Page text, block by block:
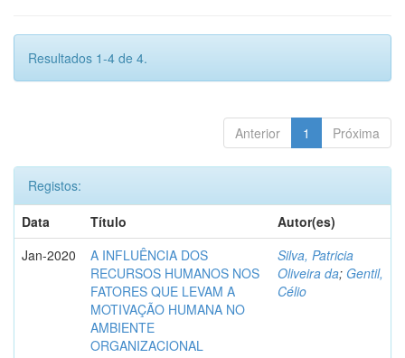
Resultados 1-4 de 4.
Anterior 1 Próxima
Registos:
Data
Título
Autor(es)
Jan-2020
A INFLUÊNCIA DOS
RECURSOS HUMANOS NOS
FATORES QUE LEVAM A
MOTIVAÇÃO HUMANA NO
AMBIENTE
ORGANIZACIONAL
Silva, Patricia
Oliveira da; Gentil,
Célio